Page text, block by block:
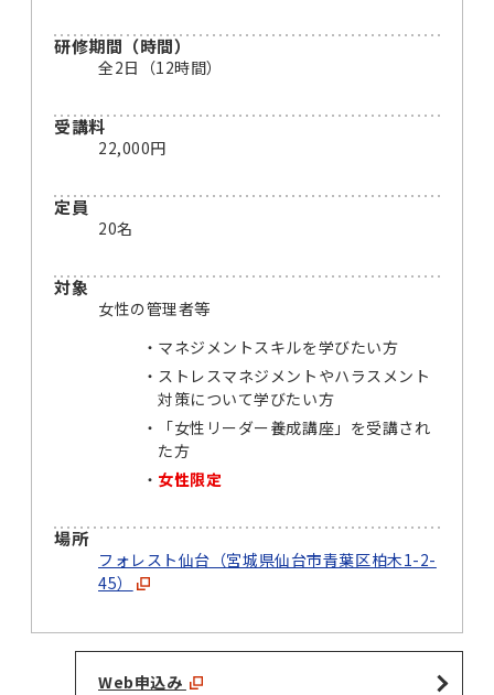
研修期間（時間）
全2日（12時間）
受講料
22,000円
定員
20名
対象
女性の管理者等
マネジメントスキルを学びたい方
ストレスマネジメントやハラスメント
対策について学びたい方
「女性リーダー養成講座」を受講され
た方
女性限定
場所
フォレスト仙台（宮城県仙台市青葉区柏木1-2-
45）
Web申込み